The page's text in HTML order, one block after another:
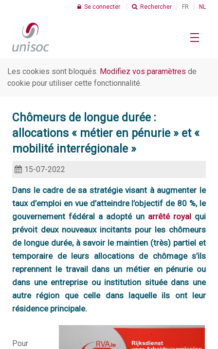
Se connecter Rechercher FR NL
Le Profit Social
Chiffres
Unisoc
Les cookies sont bloqués. Modifiez vos paramètres de
cookie pour utiliser cette fonctionnalité.
Chômeurs de longue durée :
allocations « métier en pénurie » et «
mobilité interrégionale »
15-07-2022
Dans le cadre de sa stratégie visant à augmenter le
taux d’emploi en vue d’atteindre l’objectif de 80 %, le
gouvernement fédéral a adopté un arrêté royal qui
prévoit deux nouveaux incitants pour les chômeurs
de longue durée, à savoir le maintien (très) partiel et
temporaire de leurs allocations de chômage s’ils
reprennent le travail dans un métier en pénurie ou
dans une entreprise ou institution située dans une
autre région que celle dans laquelle ils ont leur
résidence principale.
Pour